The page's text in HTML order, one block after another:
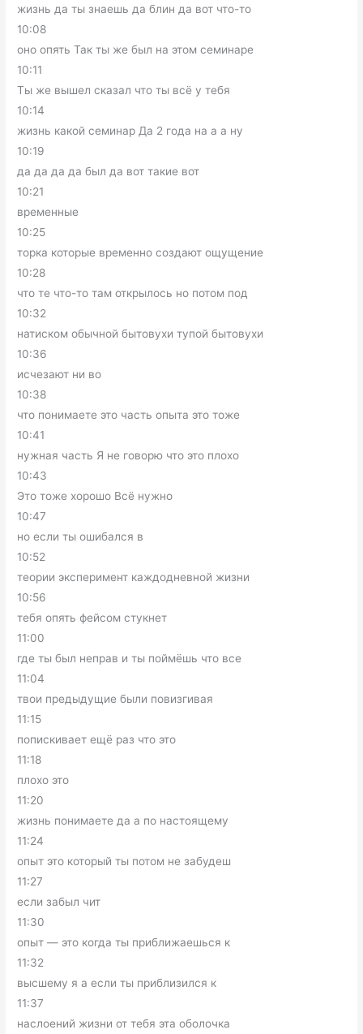
жизнь да ты знаешь да блин да вот что-то
10:08
оно опять Так ты же был на этом семинаре
10:11
Ты же вышел сказал что ты всё у тебя
10:14
жизнь какой семинар Да 2 года на а а ну
10:19
да да да да был да вот такие вот
10:21
временные
10:25
торка которые временно создают ощущение
10:28
что те что-то там открылось но потом под
10:32
натиском обычной бытовухи тупой бытовухи
10:36
исчезают ни во
10:38
что понимаете это часть опыта это тоже
10:41
нужная часть Я не говорю что это плохо
10:43
Это тоже хорошо Всё нужно
10:47
но если ты ошибался в
10:52
теории эксперимент каждодневной жизни
10:56
тебя опять фейсом стукнет
11:00
где ты был неправ и ты поймёшь что все
11:04
твои предыдущие были повизгивая
11:15
попискивает ещё раз что это
11:18
плохо это
11:20
жизнь понимаете да а по настоящему
11:24
опыт это который ты потом не забудеш
11:27
если забыл чит
11:30
опыт — это когда ты приближаешься к
11:32
высшему я а если ты приблизился к
11:37
наслоений жизни от тебя эта оболочка